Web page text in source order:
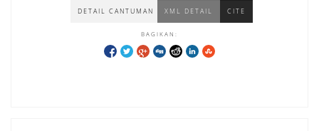
DETAIL CANTUMAN XML DETAIL CITE
BAGIKAN: